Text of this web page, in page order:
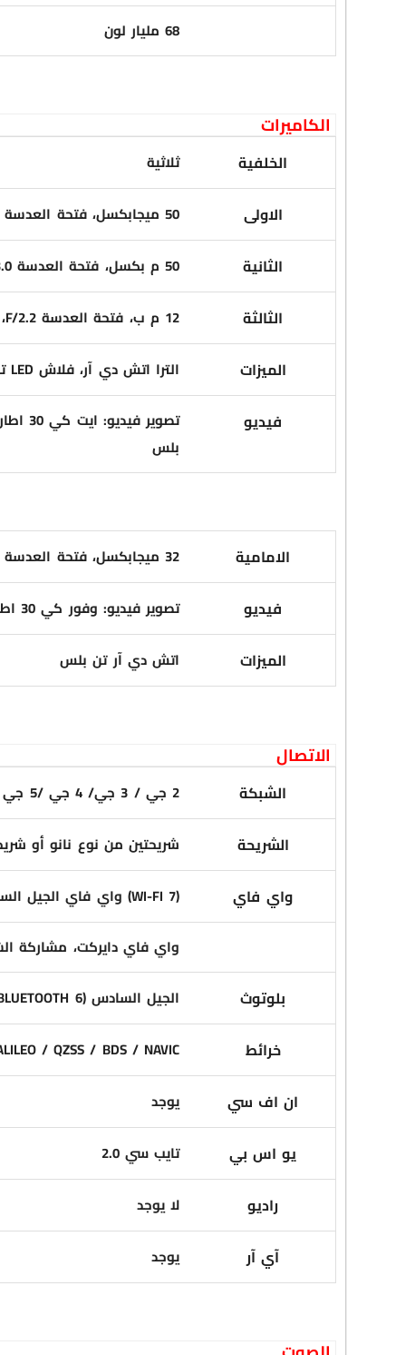
68 مليار لون
الكاميرات
الخلفية ثلاثية
الاولى 50 ميجابكسل، فتحة العدسة F/1.6، مثبت بصري، عدسة واسعة
الثانية 50 م بكسل، فتحة العدسة F/3.0، تقريب بصري 5X، مثبت بصري
الثالثة 12 م ب، فتحة العدسة F/2.2، عدسة واسعة جداً، 120 درجة
الميزات الترا اتش دي آر، فلاش LED تلقائي، التعرف على الوجه، بانوراما، عدسات LEICA LENS
فيديو
بلس
الامامية 32 ميجابكسل، فتحة العدسة F/2.2، عدسة واسعة
فيديو تصوير فيديو: وفور كي 30 اطار
الميزات اتش دي آر تن بلس
الاتصال
الشبكة 2 جي / 3 جي/ 4 جي /5 جي
الشريحة شريحتين من نوع نانو أو
واي فاي
واي فاي الجيل السابع (WI-FI 7)
واي فاي دايركت، مشاركة
بلوتوث الجيل السادس (BLUETOOTH 6)
خرائط / QZSS / BDS / NAVIC
ان اف سي يوجد
يو اس بي تايب سي 2.0
راديو لا يوجد
آي آر يوجد